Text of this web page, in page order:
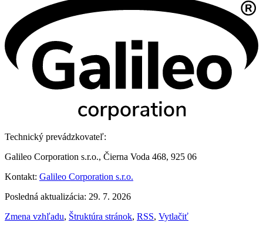
Technický prevádzkovateľ:
Galileo Corporation s.r.o., Čierna Voda 468, 925 06
Kontakt: Galileo Corporation s.r.o.
Posledná aktualizácia: 29. 7. 2026
Zmena vzhľadu, Štruktúra stránok, RSS, Vytlačiť